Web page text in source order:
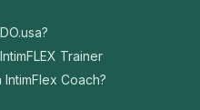
Trainer
Coach?